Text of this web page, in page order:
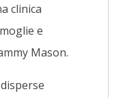
clinica
e
Mason.